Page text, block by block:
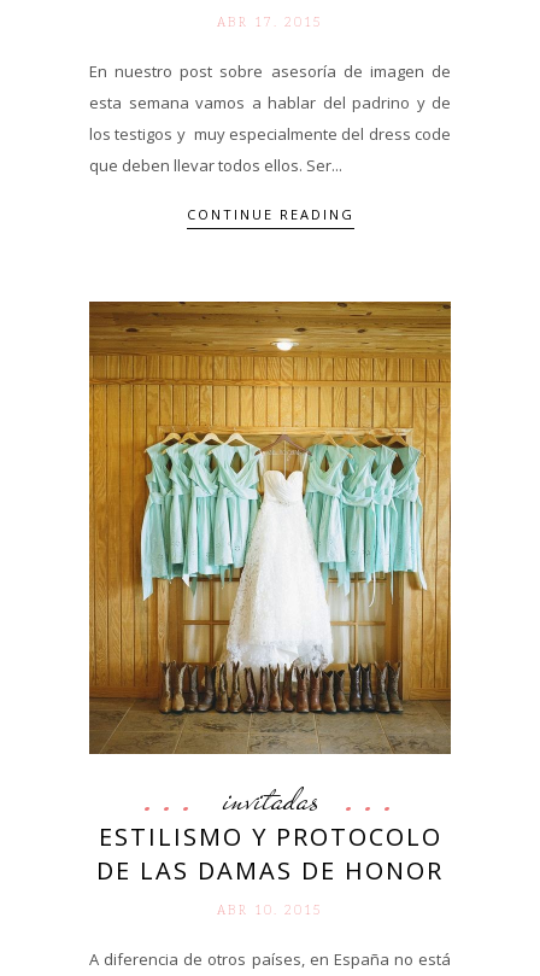
ABR 17. 2015
En nuestro post sobre asesoría de imagen de
esta semana vamos a hablar del padrino y de
los testigos y muy especialmente del dress code
que deben llevar todos ellos. Ser...
CONTINUE READING
invitadas
ESTILISMO Y PROTOCOLO
DE LAS DAMAS DE HONOR
ABR 10. 2015
A diferencia de otros países, en España no está